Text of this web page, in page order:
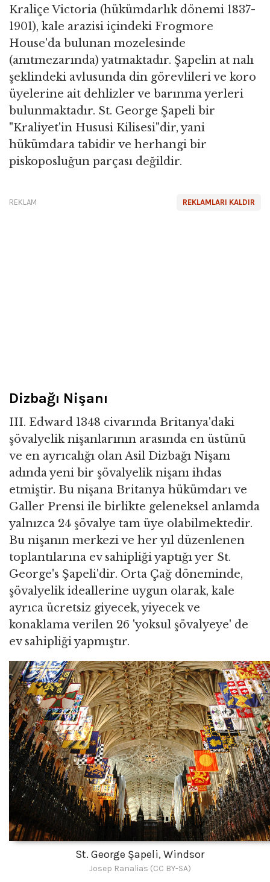
Kraliçe Victoria (hükümdarlık dönemi 1837-
1901), kale arazisi içindeki Frogmore
House'da bulunan mozelesinde
(anıtmezarında) yatmaktadır. Şapelin at nalı
şeklindeki avlusunda din görevlileri ve koro
üyelerine ait dehlizler ve barınma yerleri
bulunmaktadır. St. George Şapeli bir
"Kraliyet'in Hususi Kilisesi"dir, yani
hükümdara tabidir ve herhangi bir
piskoposluğun parçası değildir.
REKLAMLARI KALDIR
REKLAM
Dizbağı Nişanı
III. Edward 1348 civarında Britanya'daki
şövalyelik nişanlarının arasında en üstünü
ve en ayrıcalığı olan Asil Dizbağı Nişanı
adında yeni bir şövalyelik nişanı ihdas
etmiştir. Bu nişana Britanya hükümdarı ve
Galler Prensi ile birlikte geleneksel anlamda
yalnızca 24 şövalye tam üye olabilmektedir.
Bu nişanın merkezi ve her yıl düzenlenen
toplantılarına ev sahipliği yaptığı yer St.
George's Şapeli'dir. Orta Çağ döneminde,
şövalyelik ideallerine uygun olarak, kale
ayrıca ücretsiz giyecek, yiyecek ve
konaklama verilen 26 'yoksul şövalyeye' de
ev sahipliği yapmıştır.
St. George Şapeli, Windsor
Josep Ranalias (CC BY-SA)